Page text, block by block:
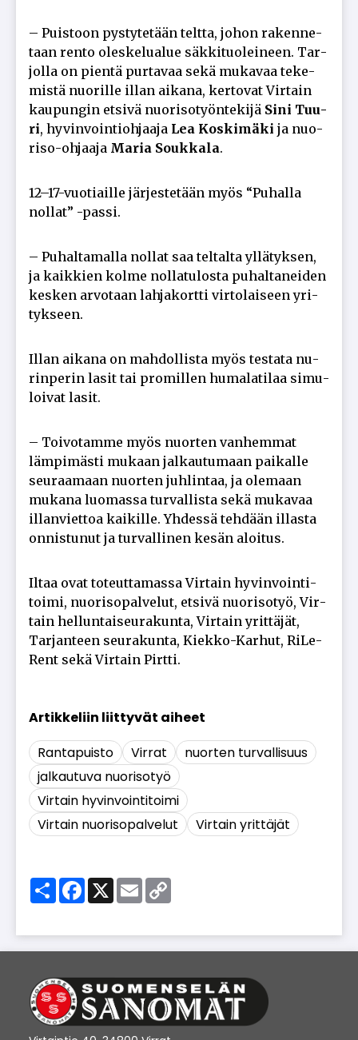
– Puis­toon pys­ty­te­tään telt­ta, jo­hon ra­ken­ne­
taan ren­to oles­ke­lu­a­lue säk­ki­tuo­lei­neen. Tar­
jol­la on pien­tä pur­ta­vaa sekä mu­ka­vaa te­ke­
mis­tä nuo­ril­le il­lan ai­ka­na, ker­to­vat Vir­tain
kau­pun­gin et­si­vä nuo­ri­so­työn­te­ki­jä Sini Tuu­
ri, hy­vin­voin­ti­oh­jaa­ja Lea Kos­ki­mä­ki ja nuo­
ri­so-oh­jaa­ja Ma­ria Souk­ka­la.
12–17-vuo­ti­ail­le jär­jes­te­tään myös “Pu­hal­la
nol­lat” -pas­si.
– Pu­hal­ta­mal­la nol­lat saa tel­tal­ta yl­lä­tyk­sen,
ja kaik­kien kol­me nol­la­tu­los­ta pu­hal­ta­nei­den
kes­ken ar­vo­taan lah­ja­kort­ti vir­to­lai­seen yri­
tyk­seen.
Il­lan ai­ka­na on mah­dol­lis­ta myös tes­ta­ta nu­
rin­pe­rin la­sit tai pro­mil­len hu­ma­la­ti­laa si­mu­
loi­vat la­sit.
– Toi­vo­tam­me myös nuor­ten van­hem­mat
läm­pi­mäs­ti mu­kaan jal­kau­tu­maan pai­kal­le
seu­raa­maan nuor­ten juh­lin­taa, ja ole­maan
mu­ka­na luo­mas­sa tur­val­lis­ta sekä mu­ka­vaa
il­lan­viet­toa kai­kil­le. Yh­des­sä teh­dään il­las­ta
on­nis­tu­nut ja tur­val­li­nen ke­sän aloi­tus.
Il­taa ovat to­teut­ta­mas­sa Vir­tain hy­vin­voin­ti­
toi­mi, nuo­ri­so­pal­ve­lut, et­si­vä nuo­ri­so­työ, Vir­
tain hel­lun­tai­seu­ra­kun­ta, Vir­tain yrit­tä­jät,
Tar­jan­teen seu­ra­kun­ta, Kiek­ko-Kar­hut, Ri­Le­
Rent sekä Vir­tain Pirt­ti.
Rantapuisto Virrat
nuorten turvallisuus
jalkautuva nuorisotyö
Virtain hyvinvointitoimi
Virtain nuorisopalvelut
Virtain yrittäjät
ShareFacebook
X Email